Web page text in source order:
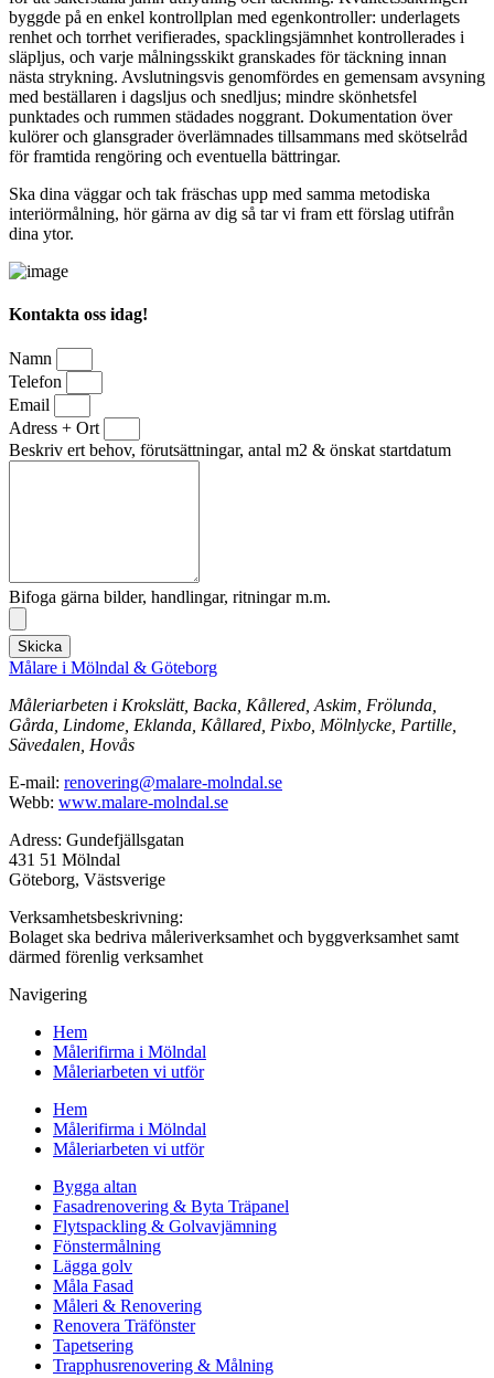
byggde på en enkel kontrollplan med egenkontroller: underlagets
renhet och torrhet verifierades, spacklingsjämnhet kontrollerades i
släpljus, och varje målningsskikt granskades för täckning innan
nästa strykning. Avslutningsvis genomfördes en gemensam avsyning
med beställaren i dagsljus och snedljus; mindre skönhetsfel
punktades och rummen städades noggrant. Dokumentation över
kulörer och glansgrader överlämnades tillsammans med skötselråd
för framtida rengöring och eventuella bättringar.
Ska dina väggar och tak fräschas upp med samma metodiska
interiörmålning, hör gärna av dig så tar vi fram ett förslag utifrån
dina ytor.
Kontakta oss idag!
Namn
Telefon
Email
Adress + Ort
Beskriv ert behov, förutsättningar, antal m2 & önskat startdatum
Bifoga gärna bilder, handlingar, ritningar m.m.
Skicka
Målare i Mölndal & Göteborg
Måleriarbeten i Krokslätt, Backa, Kållered, Askim, Frölunda,
Gårda, Lindome, Eklanda, Kållared, Pixbo, Mölnlycke, Partille,
Sävedalen, Hovås
E-mail: renovering@malare-molndal.se
Webb: www.malare-molndal.se
Adress: Gundefjällsgatan
431 51 Mölndal
Göteborg, Västsverige
Verksamhetsbeskrivning:
Bolaget ska bedriva måleriverksamhet och byggverksamhet samt
därmed förenlig verksamhet
Navigering
Hem
Målerifirma i Mölndal
Måleriarbeten vi utför
Hem
Målerifirma i Mölndal
Måleriarbeten vi utför
Bygga altan
Fasadrenovering & Byta Träpanel
Flytspackling & Golvavjämning
Fönstermålning
Lägga golv
Måla Fasad
Måleri & Renovering
Renovera Träfönster
Tapetsering
Trapphusrenovering & Målning